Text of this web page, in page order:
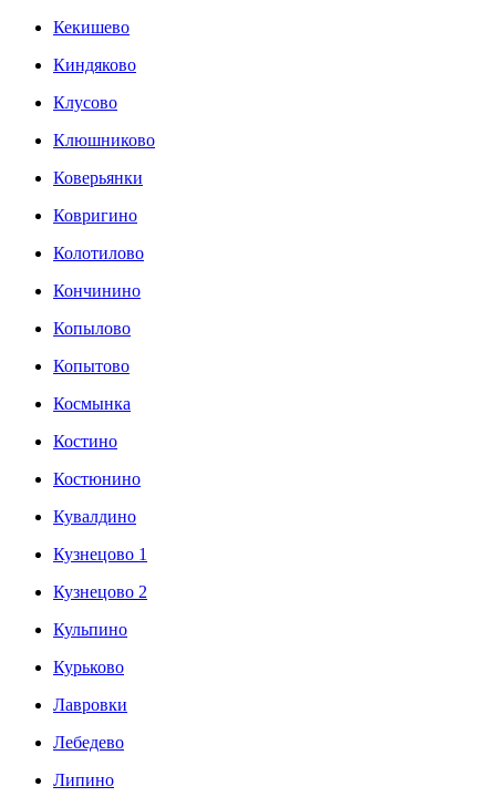
Кекишево
Киндяково
Клусово
Клюшниково
Коверьянки
Ковригино
Колотилово
Кончинино
Копылово
Копытово
Космынка
Костино
Костюнино
Кувалдино
Кузнецово 1
Кузнецово 2
Кульпино
Курьково
Лавровки
Лебедево
Липино